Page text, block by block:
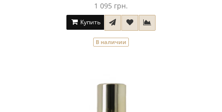
1 095 грн.
Купить
В наличии